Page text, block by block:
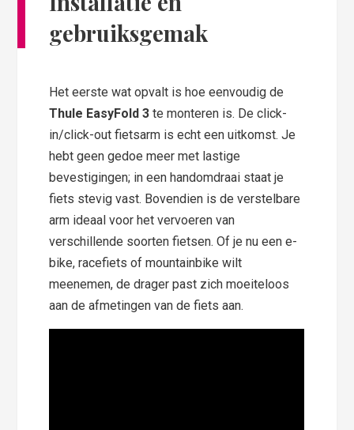
gebruiksgemak
Het eerste wat opvalt is hoe eenvoudig de
Thule EasyFold 3 te monteren is. De click-
in/click-out fietsarm is echt een uitkomst. Je
hebt geen gedoe meer met lastige
bevestigingen; in een handomdraai staat je
fiets stevig vast. Bovendien is de verstelbare
arm ideaal voor het vervoeren van
verschillende soorten fietsen. Of je nu een e-
bike, racefiets of mountainbike wilt
meenemen, de drager past zich moeiteloos
aan de afmetingen van de fiets aan.